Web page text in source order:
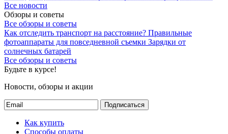
Все новости
Обзоры и советы
Все обзоры и советы
Как отследить транспорт на расстояние? Правильные
фотоаппараты для повседневной съемки Зарядки от
солнечных батарей
Все обзоры и советы
Будьте в курсе!
Новости, обзоры и акции
Подписаться
Как купить
Способы оплаты